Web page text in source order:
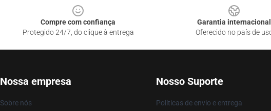
Compre com confiança
Protegido 24/7, do clique à entrega
Garantia internacional
Oferecido no país de
Nossa empresa
Sobre nós
Nosso Suporte
Políticas de envio e entrega